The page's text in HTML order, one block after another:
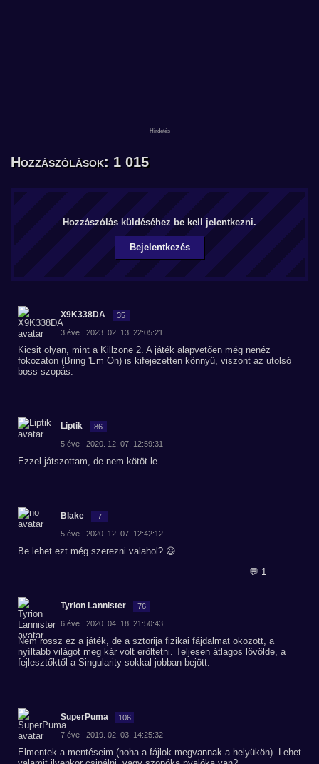
Hozzászólások: 1 015
Hozzászólás küldéséhez be kell jelentkezni.
Bejelentkezés
X9K338DA 35
3 éve | 2023. 02. 13. 22:05:21
Kicsit olyan, mint a Killzone 2. A játék alapvetően még nenéz
fokozaton (Bring 'Em On) is kifejezetten könnyű, viszont az utolsó
boss szopás.
Liptik 86
5 éve | 2020. 12. 07. 12:59:31
Ezzel játszottam, de nem kötöt le
Blake 7
5 éve | 2020. 12. 07. 12:42:12
Be lehet ezt még szerezni valahol? 😃
💬 1
Tyrion Lannister 76
6 éve | 2020. 04. 18. 21:50:43
Nem rossz ez a játék, de a sztorija fizikai fájdalmat okozott, a
nyíltabb világot meg kár volt erőltetni. Teljesen átlagos lövölde, a
fejlesztőktől a Singularity sokkal jobban bejött.
SuperPuma 106
7 éve | 2019. 02. 03. 14:25:32
Elmentek a mentéseim (noha a fájlok megvannak a helyükön). Lehet